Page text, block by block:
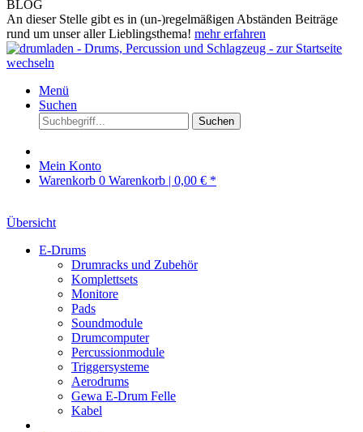
BLOG
An dieser Stelle gibt es in (un-)regelmäßigen Abständen Beiträge
rund um unser aller Lieblingsthema! mehr erfahren
Menü
Suchen
Suchen
Mein Konto
Warenkorb 0 Warenkorb | 0,00 € *
Übersicht
E-Drums
Drumracks und Zubehör
Komplettsets
Monitore
Pads
Soundmodule
Drumcomputer
Percussionmodule
Triggersysteme
Aerodrums
Gewa E-Drum Felle
Kabel